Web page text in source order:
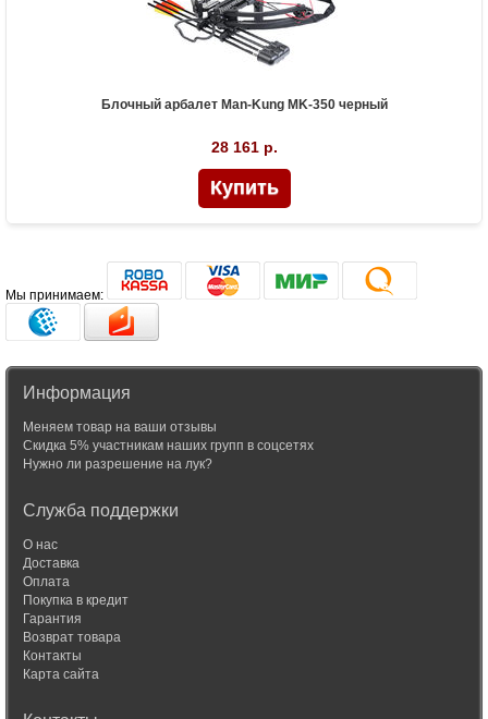
Блочный арбалет Man-Kung MK-350 черный
28 161 р.
Купить
Мы принимаем:
Информация
Меняем товар на ваши отзывы
Скидка 5% участникам наших групп в соцсетях
Нужно ли разрешение на лук?
Служба поддержки
О нас
Доставка
Оплата
Покупка в кредит
Гарантия
Возврат товара
Контакты
Карта сайта